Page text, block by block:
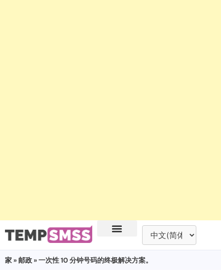
家 » 邮政 » 一次性 10 分钟号码的终极解决方案。